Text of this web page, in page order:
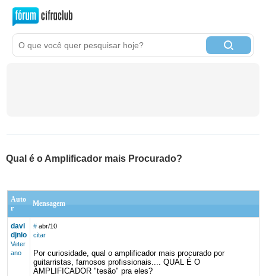
Qual é o Amplificador mais Procurado?
Auto
r
Mensagem
davi
djnio
Veter
ano
# abr/10
citar
Por curiosidade, qual o amplificador mais procurado por
guitarristas, famosos profissionais.... QUAL É O
AMPLIFICADOR "tesão" pra eles?